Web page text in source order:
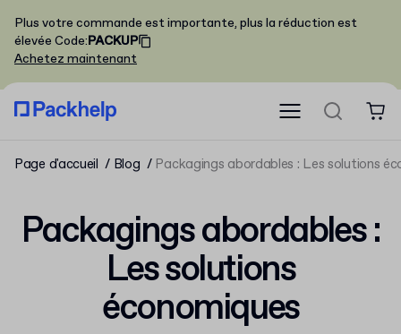
Plus votre commande est importante, plus la réduction est
élevée Code:PACKUP
Achetez maintenant
Page d'accueil Blog Packagings abordables : Les solutions
Packagings abordables :
Les solutions
économiques